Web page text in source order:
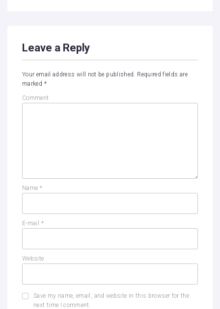
Leave a Reply
Your email address will not be published. Required fields are
marked *
Comment
Name *
E-mail *
Website
Save my name, email, and website in this browser for the
next time I comment.